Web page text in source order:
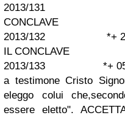
2013/131 *+ 21/
CONCLAVE
2013/132 *+ 28/02/
IL CONCLAVE
2013/133 *+ 05/
a testimone Cristo
eleggo colui
essere eletto".